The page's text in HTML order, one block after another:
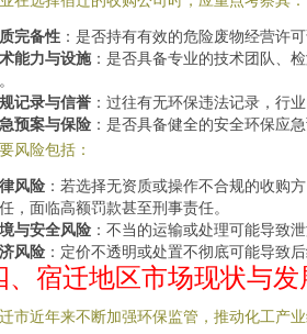
完备性 ：是否持有有效的危险废物经营许
能力与设施：是否具备专业的技术团队、
记录与信誉 ：过往有无环保违法记录，行业
预案与保险 ：是否具备健全的安全环保应
风险包括：
风险 ：若选择无资质或操作不合规的收购
，面临高额罚款甚至刑事责任。
与安全风险 ：不当的运输或处理可能导致
风险 ：定价不透明或处置不彻底可能导致后
、宿迁地区市场现状与发
市近年来不断加强环保监管，推动化工产